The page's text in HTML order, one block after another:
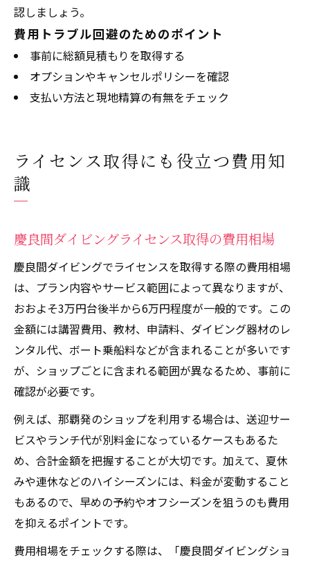
認しましょう。
費用トラブル回避のためのポイント
事前に総額見積もりを取得する
オプションやキャンセルポリシーを確認
支払い方法と現地精算の有無をチェック
ライセンス取得にも役立つ費用知
識
慶良間ダイビングライセンス取得の費用相場
慶良間ダイビングでライセンスを取得する際の費用相場
は、プラン内容やサービス範囲によって異なりますが、
おおよそ3万円台後半から6万円程度が一般的です。この
金額には講習費用、教材、申請料、ダイビング器材のレ
ンタル代、ボート乗船料などが含まれることが多いです
が、ショップごとに含まれる範囲が異なるため、事前に
確認が必要です。
例えば、那覇発のショップを利用する場合は、送迎サー
ビスやランチ代が別料金になっているケースもあるた
め、合計金額を把握することが大切です。加えて、夏休
みや連休などのハイシーズンには、料金が変動すること
もあるので、早めの予約やオフシーズンを狙うのも費用
を抑えるポイントです。
費用相場をチェックする際は、「慶良間ダイビングショ